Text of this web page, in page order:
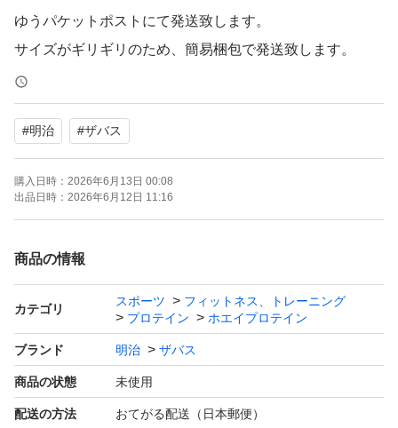
ゆうパケットポストにて発送致します。
サイズがギリギリのため、簡易梱包で発送致します。
検索用
プロテイン
ザバス
マイプロ
美容
ダイエット
宅トレ
筋肉
#明治 #ザバス
購入日時： 2026年6月13日 00:08
出品日時： 2026年6月12日 11:16
商品の情報
カテゴリ
スポーツ
フィットネス、トレーニング
プロテイン
ホエイプロテイン
ブランド 明治 ザバス
商品の状態 未使用
配送の方法 おてがる配送（日本郵便）